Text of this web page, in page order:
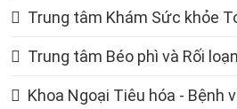
Trung tâm Khám Sức khỏe
Trung tâm Béo phì và Rối
Khoa Ngoại Tiêu hóa - Bệnh